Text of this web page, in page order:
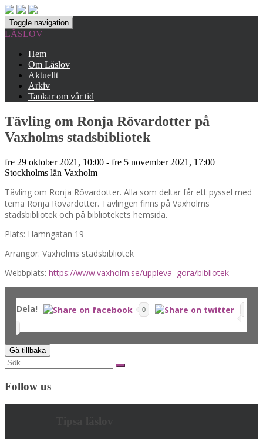
Toggle navigation
LÄSLOV
Hem
Om Läslov
Aktuellt
Arkiv
Tankar om vår tid
Tävling om Ronja Rövardotter på
Vaxholms stadsbibliotek
fre 29 oktober 2021, 10:00 - fre 5 november 2021, 17:00
Stockholms län Vaxholm
Tävling om Ronja Rövardotter. Alla som deltar får ett pyssel med
tema Ronja Rövardotter. Tävlingen finns på Vaxholms
stadsbibliotek och på bibliotekets hemsida.
Plats: Hamngatan 19
Arrangör: Vaxholms stadsbibliotek
Webbplats: https://www.vaxholm.se/uppleva–gora/bibliotek
Dela! 0
Search
for:
Follow us